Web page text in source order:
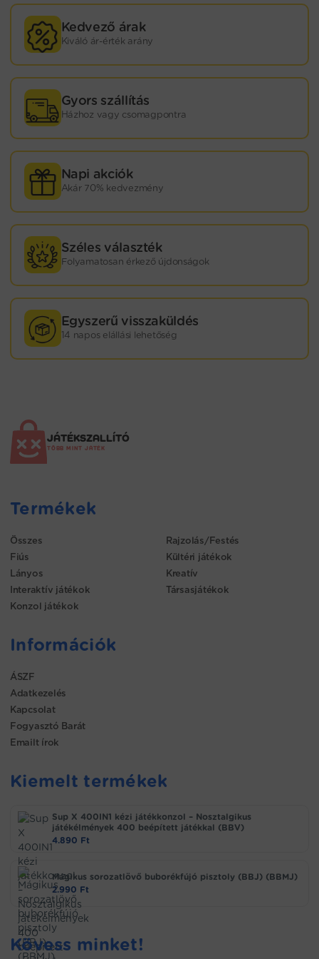
Kedvező árak
Kiváló ár-érték arány
Gyors szállítás
Házhoz vagy csomagpontra
Napi akciók
Akár 70% kedvezmény
Széles választék
Folyamatosan érkező újdonságok
Egyszerű visszaküldés
14 napos elállási lehetőség
JÁTÉKSZALLÍTÓ
TÖBB MINT JÁTÉK
Termékek
Összes
Fiús
Lányos
Interaktív játékok
Konzol játékok
Rajzolás/Festés
Kültéri játékok
Kreatív
Társasjátékok
Információk
ÁSZF
Adatkezelés
Kapcsolat
Fogyasztó Barát
Emailt írok
Kiemelt termékek
Sup X 400IN1 kézi játékkonzol – Nosztalgikus
játékélmények 400 beépített játékkal (BBV)
4.890 Ft
Mágikus sorozatlövő buborékfújó pisztoly (BBJ) (BBMJ)
2.990 Ft
Kövess minket!